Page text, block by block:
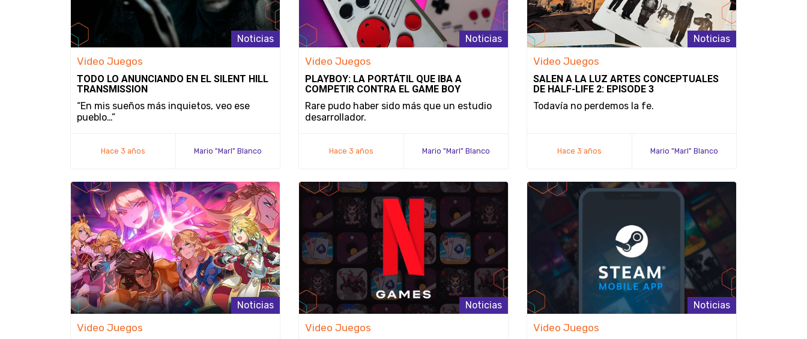
Noticias
Video Juegos
TODO LO ANUNCIANDO EN EL SILENT HILL
TRANSMISSION
“En mis sueños más inquietos, veo ese
pueblo…”
Hace 3 años Mario "Marl" Blanco
Noticias
Video Juegos
PLAYBOY: LA PORTÁTIL QUE IBA A
COMPETIR CONTRA EL GAME BOY
Rare pudo haber sido más que un estudio
desarrollador.
Hace 3 años Mario "Marl" Blanco
Noticias
Video Juegos
SALEN A LA LUZ ARTES CONCEPTUALES
DE HALF-LIFE 2: EPISODE 3
Todavía no perdemos la fe.
Hace 3 años Mario "Marl" Blanco
Noticias
Video Juegos
Noticias
Video Juegos
Noticias
Video Juegos